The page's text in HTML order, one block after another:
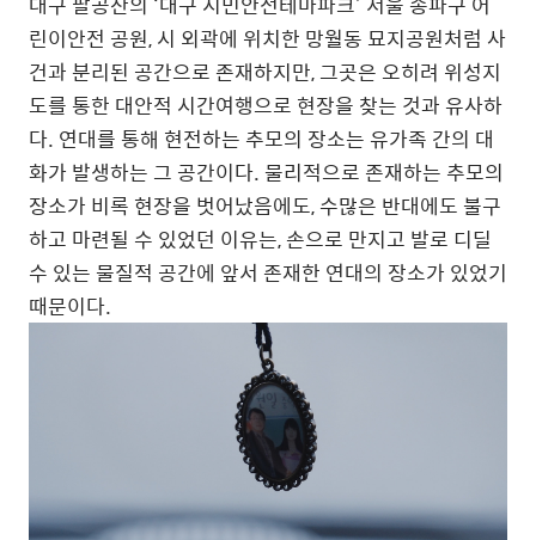
린이안전 공원,시 외곽에 위치한 망월동 묘지공원처럼 사
건과 분리된 공간으로 존재하지만,그곳은 오히려 위성지
도를 통한 대안적 시간여행으로 현장을 찾는 것과 유사하
다. 연대를 통해 현전하는 추모의 장소는 유가족 간의 대
화가 발생하는 그 공간이다.물리적으로 존재하는 추모의
장소가 비록 현장을 벗어났음에도,수많은 반대에도 불구
하고 마련될 수 있었던 이유는,손으로 만지고 발로 디딜
수 있는 물질적 공간에 앞서 존재한 연대의 장소가 있었기
때문이다.